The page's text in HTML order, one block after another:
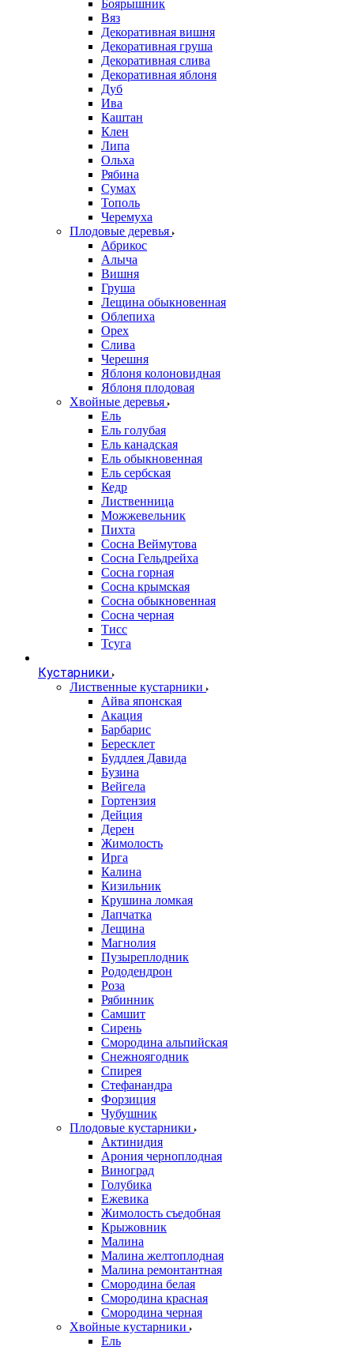
Боярышник
Вяз
Декоративная вишня
Декоративная груша
Декоративная слива
Декоративная яблоня
Дуб
Ива
Каштан
Клен
Липа
Ольха
Рябина
Сумах
Тополь
Черемуха
Плодовые деревья
Абрикос
Алыча
Вишня
Груша
Лещина обыкновенная
Облепиха
Орех
Слива
Черешня
Яблоня колоновидная
Яблоня плодовая
Хвойные деревья
Ель
Ель голубая
Ель канадская
Ель обыкновенная
Ель сербская
Кедр
Лиственница
Можжевельник
Пихта
Сосна Веймутова
Сосна Гельдрейха
Сосна горная
Сосна крымская
Сосна обыкновенная
Сосна черная
Тисс
Тсуга
Кустарники
Лиственные кустарники
Айва японская
Акация
Барбарис
Бересклет
Буддлея Давида
Бузина
Вейгела
Гортензия
Дейция
Дерен
Жимолость
Ирга
Калина
Кизильник
Крушина ломкая
Лапчатка
Лещина
Магнолия
Пузыреплодник
Рододендрон
Роза
Рябинник
Самшит
Сирень
Смородина альпийская
Снежноягодник
Спирея
Стефанандра
Форзиция
Чубушник
Плодовые кустарники
Актинидия
Арония черноплодная
Виноград
Голубика
Ежевика
Жимолость съедобная
Крыжовник
Малина
Малина желтоплодная
Малина ремонтантная
Смородина белая
Смородина красная
Смородина черная
Хвойные кустарники
Ель